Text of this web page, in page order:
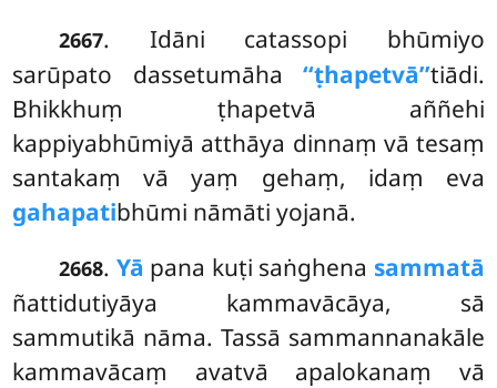
2667. Idāni catassopi bhūmiyo
sarūpato dassetumāha ‘‘ṭhapetvā’’tiādi.
Bhikkhuṃ ṭhapetvā aññehi
kappiyabhūmiyā atthāya dinnaṃ vā tesaṃ
santakaṃ vā yaṃ gehaṃ, idaṃ eva
gahapatibhūmi nāmāti yojanā.
2668. Yā pana kuṭi saṅghena sammatā
ñattidutiyāya kammavācāya, sā
sammutikā nāma. Tassā sammannanakāle
kammavācaṃ avatvā apalokanaṃ vā